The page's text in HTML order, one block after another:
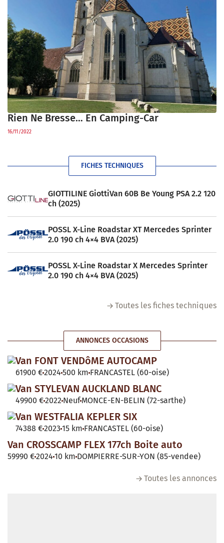
Rien Ne Bresse… En Camping-Car
16/11/2022
FICHES TECHNIQUES
GIOTTILINE GiottiVan 60B Be Young PSA 2.2 120
ch (2025)
POSSL X-Line Roadstar XT Mercedes Sprinter
2.0 190 ch 4×4 BVA (2025)
POSSL X-Line Roadstar X Mercedes Sprinter
2.0 190 ch 4×4 BVA (2025)
Toutes les fiches techniques
ANNONCES OCCASIONS
Van FONT VENDôME AUTOCAMP
61900 €2024 500 km FRANCASTEL (60-oise)
Van STYLEVAN AUCKLAND BLANC
49900 €2022 Neuf MONCE-EN-BELIN (72-sarthe)
Van WESTFALIA KEPLER SIX
74388 €2023 15 km FRANCASTEL (60-oise)
Van CROSSCAMP FLEX 177ch Boite auto
59990 €2024 10 km DOMPIERRE-SUR-YON (85-vendee)
Toutes les annonces